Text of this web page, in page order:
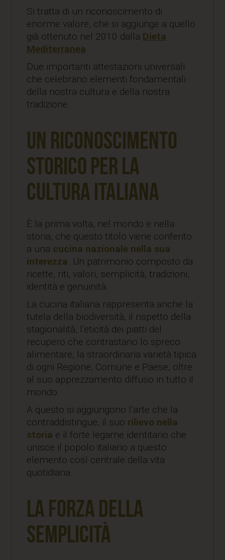
Si tratta di un riconoscimento di
enorme valore, che si aggiunge a quello
già ottenuto nel 2010 dalla Dieta
Mediterranea.
Due importanti attestazioni universali
che celebrano elementi fondamentali
della nostra cultura e della nostra
tradizione.
Un riconoscimento
storico per la
cultura italiana
È la prima volta, nel mondo e nella
storia, che questo titolo viene conferito
a una cucina nazionale nella sua
interezza. Un patrimonio composto da
ricette, riti, valori, semplicità, tradizioni,
identità e genuinità.
La cucina italiana rappresenta anche la
tutela della biodiversità, il rispetto della
stagionalità, l’eticità dei piatti del
recupero che contrastano lo spreco
alimentare, la straordinaria varietà tipica
di ogni Regione, Comune e Paese, oltre
al suo apprezzamento diffuso in tutto il
mondo.
A questo si aggiungono l’arte che la
contraddistingue, il suo rilievo nella
storia e il forte legame identitario che
unisce il popolo italiano a questo
elemento così centrale della vita
quotidiana.
La forza della
semplicità